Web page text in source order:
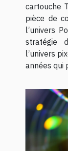
cartouche
pièce de
l’univers
stratégie
l’univers
années qui